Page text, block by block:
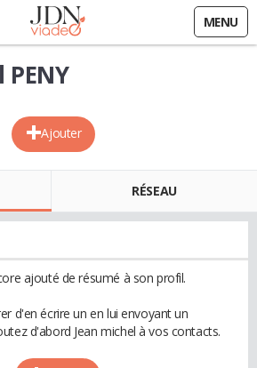
MENU
Ajouter
RÉSEAU
ajouté de résumé à son profil.
d'en écrire un en lui envoyant un
d'abord Jean michel à vos contacts.